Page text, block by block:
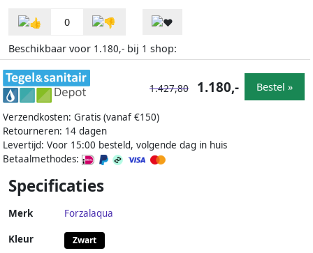
0
Beschikbaar voor 1.180,- bij 1 shop:
Verzendkosten: Gratis (vanaf €150)
Retourneren: 14 dagen
Levertijd: Voor 15:00 besteld, volgende dag in huis
Betaalmethodes:
1.427,80 1.180,- Bestel »
Specificaties
Merk Forzalaqua
Kleur Zwart